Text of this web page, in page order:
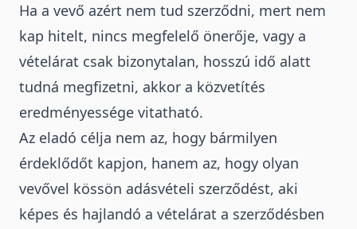
Ha a vevő azért nem tud szerződni, mert nem
kap hitelt, nincs megfelelő önerője, vagy a
vételárat csak bizonytalan, hosszú idő alatt
tudná megfizetni, akkor a közvetítés
eredményessége vitatható.
Az eladó célja nem az, hogy bármilyen
érdeklődőt kapjon, hanem az, hogy olyan
vevővel kössön adásvételi szerződést, aki
képes és hajlandó a vételárat a szerződésben